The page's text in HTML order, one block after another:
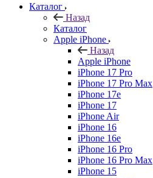
Каталог
Назад
Каталог
Apple iPhone
Назад
Apple iPhone
iPhone 17 Pro
iPhone 17 Pro Max
iPhone 17e
iPhone 17
iPhone Air
iPhone 16
iPhone 16e
iPhone 16 Pro
iPhone 16 Pro Max
iPhone 15